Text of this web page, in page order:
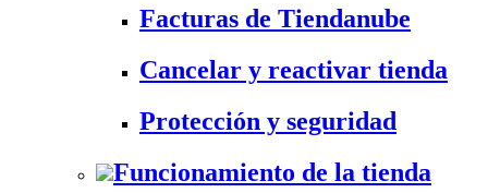
Facturas de Tiendanube
Cancelar y reactivar tienda
Protección y seguridad
Funcionamiento de la tienda